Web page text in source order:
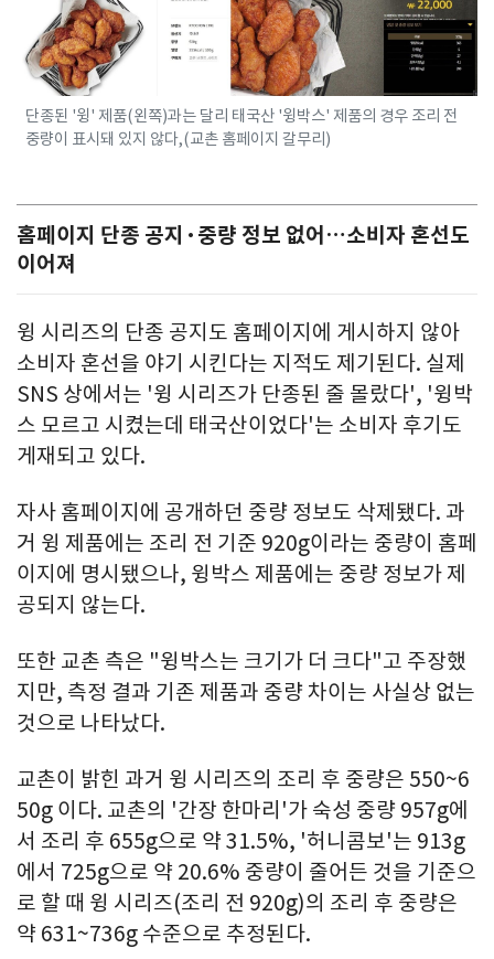
단종된 '윙' 제품(왼쪽)과는 달리 태국산 '윙박스' 제품의 경우 조리 전
중량이 표시돼 있지 않다,(교촌 홈페이지 갈무리)
홈페이지 단종 공지·중량 정보 없어…소비자 혼선도
이어져
윙 시리즈의 단종 공지도 홈페이지에 게시하지 않아
소비자 혼선을 야기 시킨다는 지적도 제기된다. 실제
SNS 상에서는 '윙 시리즈가 단종된 줄 몰랐다', '윙박
스 모르고 시켰는데 태국산이었다'는 소비자 후기도
게재되고 있다.
자사 홈페이지에 공개하던 중량 정보도 삭제됐다. 과
거 윙 제품에는 조리 전 기준 920g이라는 중량이 홈페
이지에 명시됐으나, 윙박스 제품에는 중량 정보가 제
공되지 않는다.
또한 교촌 측은 "윙박스는 크기가 더 크다"고 주장했
지만, 측정 결과 기존 제품과 중량 차이는 사실상 없는
것으로 나타났다.
교촌이 밝힌 과거 윙 시리즈의 조리 후 중량은 550~6
50g 이다. 교촌의 '간장 한마리'가 숙성 중량 957g에
서 조리 후 655g으로 약 31.5%, '허니콤보'는 913g
에서 725g으로 약 20.6% 중량이 줄어든 것을 기준으
로 할 때 윙 시리즈(조리 전 920g)의 조리 후 중량은
약 631~736g 수준으로 추정된다.